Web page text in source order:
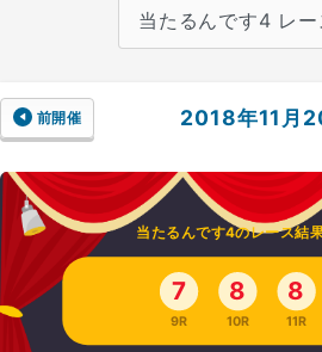
前開催 2018年11月
当たるんです4のレース結
7
9R
8
10R
8
11R